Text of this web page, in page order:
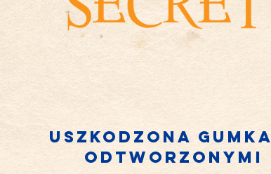
Uszkodzona gumka
odtworzony mi